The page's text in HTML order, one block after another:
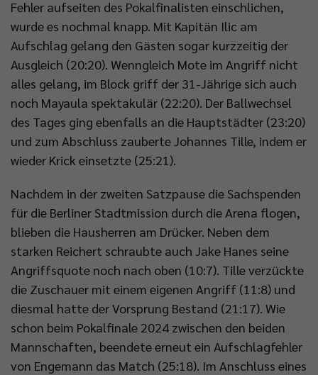
Fehler aufseiten des Pokalfinalisten einschlichen,
wurde es nochmal knapp. Mit Kapitän Ilic am
Aufschlag gelang den Gästen sogar kurzzeitig der
Ausgleich (20:20). Wenngleich Mote im Angriff nicht
alles gelang, im Block griff der 31-Jährige sich auch
noch Mayaula spektakulär (22:20). Der Ballwechsel
des Tages ging ebenfalls an die Hauptstädter (23:20)
und zum Abschluss zauberte Johannes Tille, indem er
wieder Krick einsetzte (25:21).
Nachdem in der zweiten Satzpause die Sachspenden
für die Berliner Stadtmission durch die Arena flogen,
blieben die Hausherren am Drücker. Neben dem
starken Reichert schraubte auch Jake Hanes seine
Angriffsquote noch nach oben (10:7). Tille verzückte
die Zuschauer mit einem eigenen Angriff (11:8) und
diesmal hatte der Vorsprung Bestand (21:17). Wie
schon beim Pokalfinale 2024 zwischen den beiden
Mannschaften, beendete erneut ein Aufschlagfehler
von Engemann das Match (25:18). Im Anschluss eines